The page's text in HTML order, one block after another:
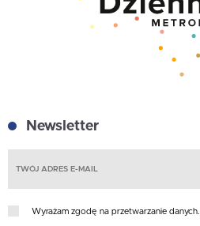
Newsletter
Wyrażam zgodę na przetwarzanie danych.